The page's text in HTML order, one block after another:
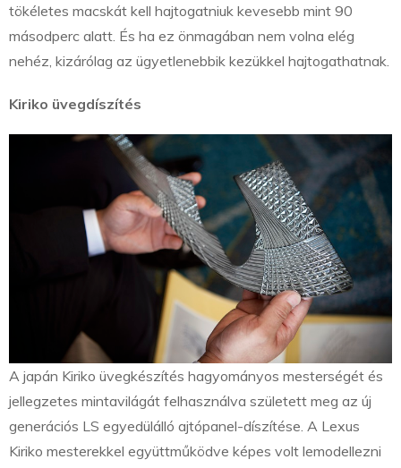
tökéletes macskát kell hajtogatniuk kevesebb mint 90
másodperc alatt. És ha ez önmagában nem volna elég
nehéz, kizárólag az ügyetlenebbik kezükkel hajtogathatnak.
Kiriko üvegdíszítés
A japán Kiriko üvegkészítés hagyományos mesterségét és
jellegzetes mintavilágát felhasználva született meg az új
generációs LS egyedülálló ajtópanel-díszítése. A Lexus
Kiriko mesterekkel együttműködve képes volt lemodellezni